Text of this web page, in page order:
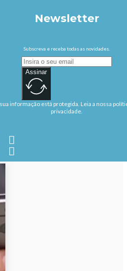
Newsletter
Subscreva e receba todas as novidades.
Assinar
informação está protegida. Leia a nossa
privacidade.